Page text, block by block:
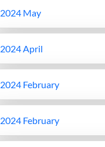
2024 May
2024 April
2024 February
2024 February